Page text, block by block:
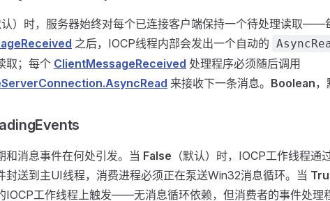
认）时，服务器始终对每个已连接客户端保持一个待处理读取——
之后，IOCP线程内部会发出一个自动的
取；每个 ClientMessageReceived 处理程序必须随后调用
来接收下一条消息。 Boolean
和消息事件在何处引发。当 False （默认）时，IOCP工作线程通
封送到主UI线程，消费进程必须正在泵送Win32消息循环。当
IOCP工作线程上触发——无消息循环依赖，但消费者的事件处理